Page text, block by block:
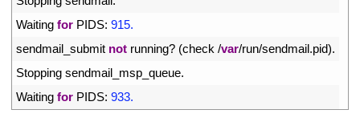
Waiting for PIDS: 915.
sendmail_submit not running? (check /var/run/sendmail.pid).
Stopping sendmail_msp_queue.
Waiting for PIDS: 933.